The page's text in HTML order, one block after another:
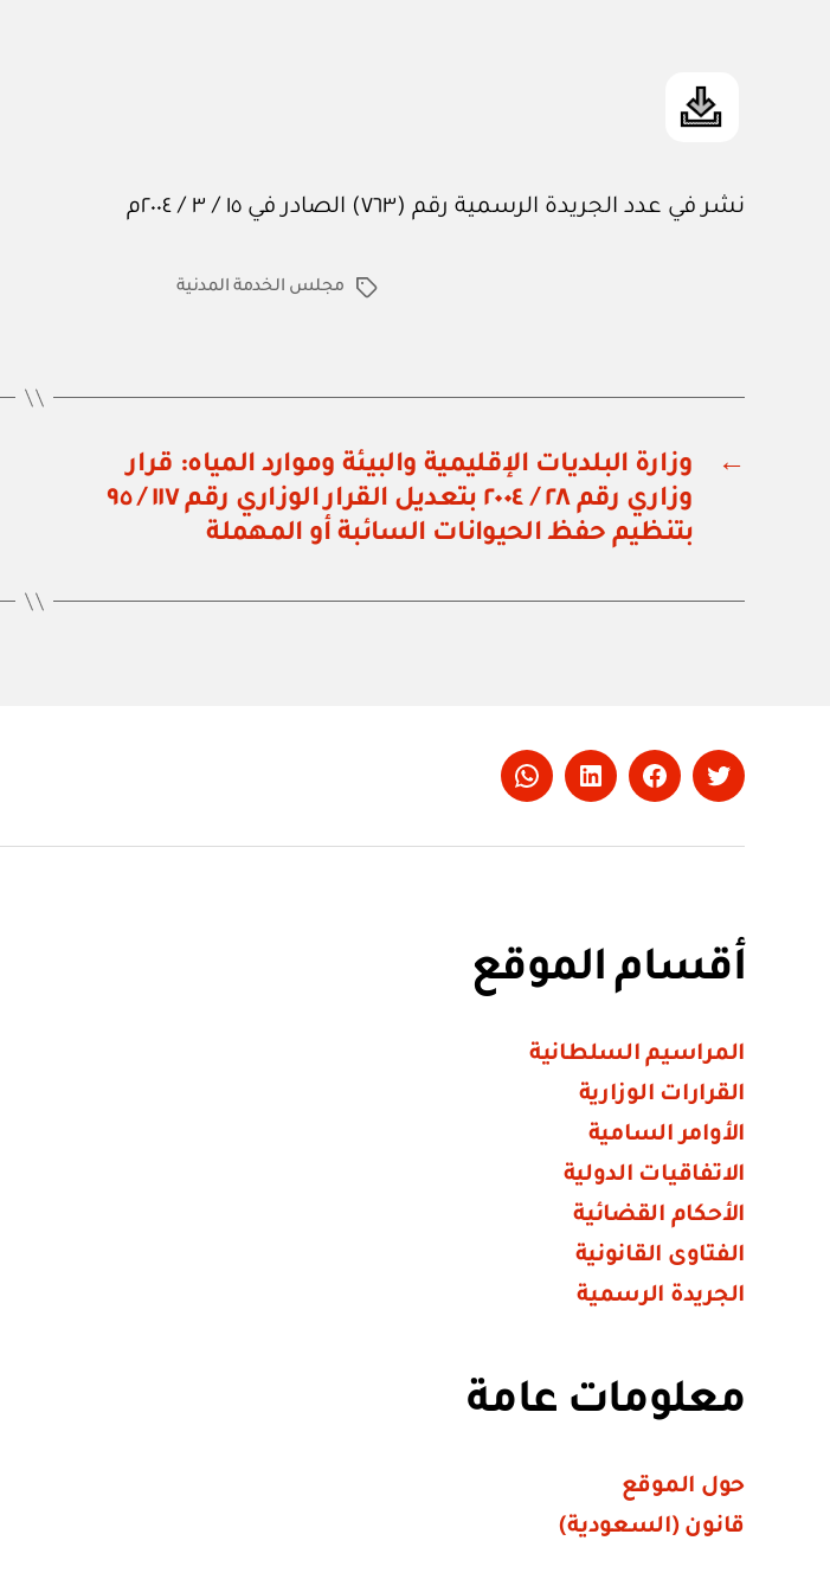
نشر في عدد الجريدة الرسمية رقم (٧٦٣) الصادر في ١٥ / ٣ / ٢٠٠٤م
الوسوممجلس الخدمة المدنية
←
وزارة البلديات الإقليمية والبيئة وموارد المياه: قرار
وزاري رقم ٢٨ / ٢٠٠٤ بتعديل القرار الوزاري رقم ١١٧ / ٩٥
بتنظيم حفظ الحيوانات السائبة أو المهملة
Twitter
Facebook
LinkedIn
Whatsapp
أقسام الموقع
المراسيم السلطانية
القرارات الوزارية
الأوامر السامية
الاتفاقيات الدولية
الأحكام القضائية
الفتاوى القانونية
الجريدة الرسمية
معلومات عامة
حول الموقع
قانون (السعودية)